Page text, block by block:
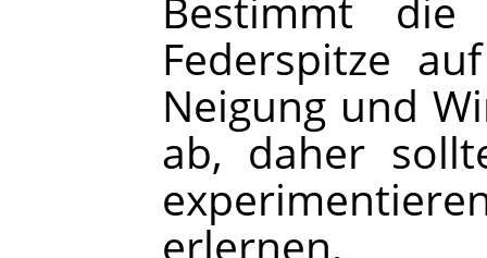
Federspitze
Neigung und
ab, daher
erlernen.